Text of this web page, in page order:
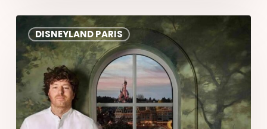
DISNEYLAND PARIS
La
Forêt
Secrète
par
Jean
Imbert